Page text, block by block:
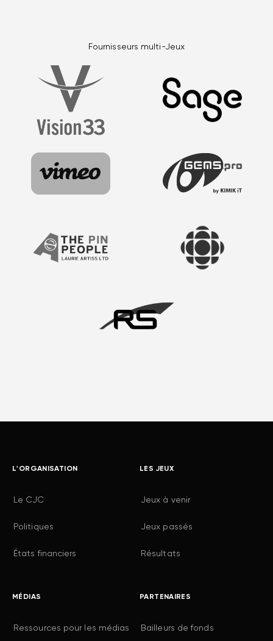
Fournisseurs multi-Jeux
L'ORGANISATION
Le CJC
Politiques
États financiers
LES JEUX
Jeux à venir
Jeux passés
Résultats
MÉDIAS
Ressources pour les médias
PARTENAIRES
Bailleurs de fonds